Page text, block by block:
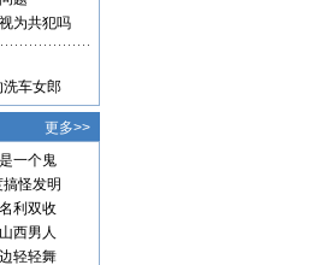
为共犯吗
洗车女郎
更多>>
一个鬼
怪发明
利双收
西男人
轻轻舞